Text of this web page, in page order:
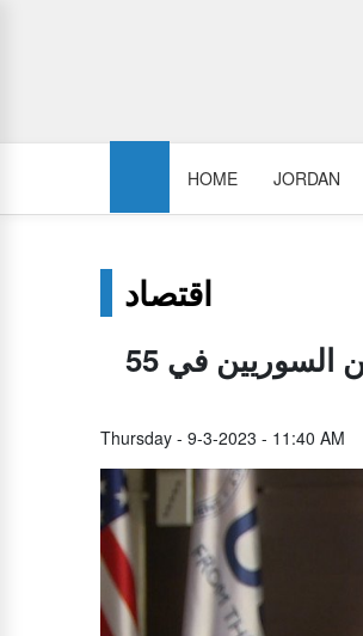
HOME JORDAN
اقتصاد
55 مليون دولار مساعدات أمريكية غذائية إضافية للاجئين السوريين في
Thursday - 9-3-2023 - 11:40 AM